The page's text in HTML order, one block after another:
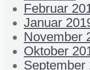
Februar
Januar
November
Oktober
September